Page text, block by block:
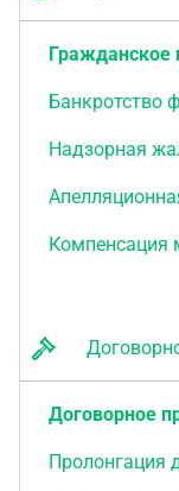
Гражданское
Банкротство
Надзорная
Компенсация
Договорное
Пролонгация